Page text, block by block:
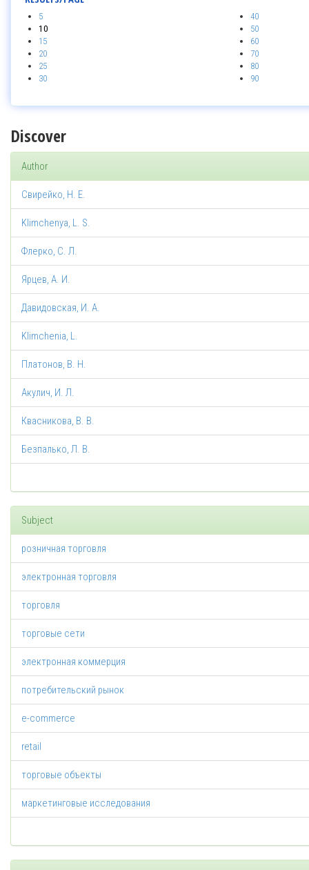
5
10
15
20
25
30
40
50
60
70
80
90
Discover
Author
Свирейко, Н. Е.
Klimchenya, L. S.
Флерко, С. Л.
Ярцев, А. И.
Давидовская, И. А.
Klimchenia, L.
Платонов, В. Н.
Акулич, И. Л.
Квасникова, В. В.
Безпалько, Л. В.
Subject
розничная торговля
электронная торговля
торговля
торговые сети
электронная коммерция
потребительский рынок
e-commerce
retail
торговые объекты
маркетинговые исследования